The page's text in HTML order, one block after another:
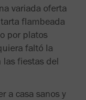
variada oferta
flambeada
por platos
faltó la
las fiestas del
a casa sanos y